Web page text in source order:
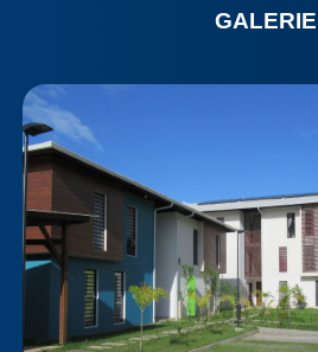
GALERIE